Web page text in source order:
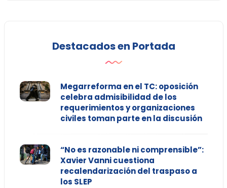
Destacados en Portada
Megarreforma en el TC: oposición
celebra admisibilidad de los
requerimientos y organizaciones
civiles toman parte en la discusión
“No es razonable ni comprensible”:
Xavier Vanni cuestiona
recalendarización del traspaso a
los SLEP